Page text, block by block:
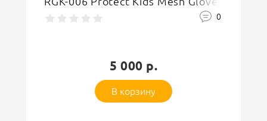
0
5 000 р.
В корзину